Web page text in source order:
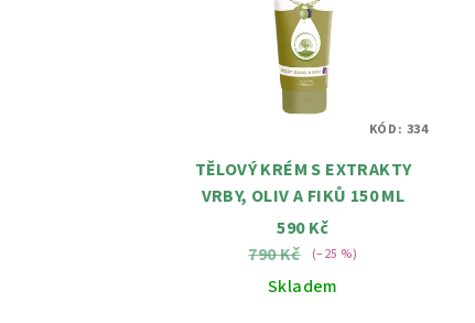
TĚLOVÝ KRÉM S EXTRAKTY
VRBY, OLIV A FIKŮ 150 ML
590 Kč
790 Kč
(–25 %)
Skladem
KÓD: 334